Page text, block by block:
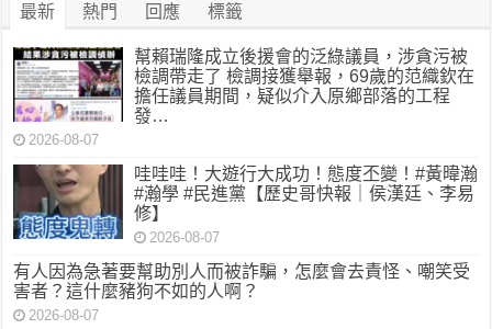
最新 熱門 回應 標籤
幫賴瑞隆成立後援會的泛綠議員，涉貪污被
檢調帶走了 檢調接獲舉報，69歲的范織欽在
擔任議員期間，疑似介入原鄉部落的工程
發…
2026-08-07
哇哇哇！大遊行大成功！態度丕變！#黃暐瀚
#瀚學 #民進黨【歷史哥快報｜侯漢廷、李易
修】
2026-08-07
有人因為急著要幫助別人而被詐騙，怎麼會去責怪、嘲笑受
害者？這什麼豬狗不如的人啊？
2026-08-07